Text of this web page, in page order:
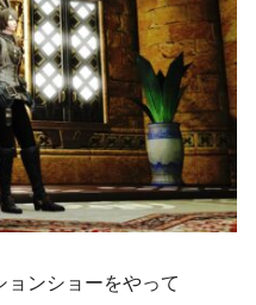
ョンショーをやって